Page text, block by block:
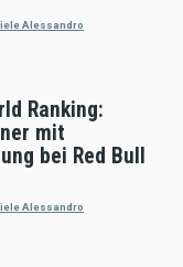
Alessandro
Ranking:
mit
bei Red Bull
Alessandro